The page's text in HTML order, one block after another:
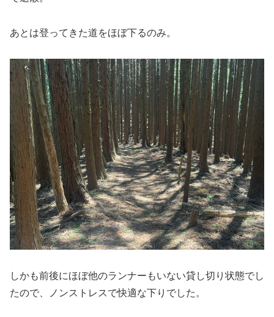
あとは登ってきた道をほぼ下るのみ。
しかも前後にほぼ他のランナーもいない貸し切り状態でし
たので、ノンストレスで快適な下りでした。